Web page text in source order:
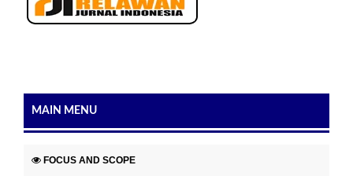
MAIN MENU
FOCUS AND SCOPE